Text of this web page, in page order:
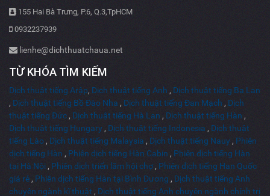
155 Hai Bà Trưng, P.6, Q.3,TpHCM
0932237939
lienhe@dichthuatchaua.net
TỪ KHÓA TÌM KIẾM
Dịch thuật tiếng Arập, Dịch thuật tiếng Anh , Dịch thuật tiếng Ba Lan
, Dịch thuật tiếng Bồ Đào Nha , Dịch thuật tiếng Đan Mạch , Dịch
thuật tiếng Đức , Dịch thuật tiếng Hà Lan , Dịch thuật tiếng Hàn ,
Dịch thuật tiếng Hungary , Dịch thuật tiếng Indonesia , Dịch thuật
tiếng Lào , Dịch thuật tiếng Malaysia , Dịch thuật tiếng Nauy , Phiên
dịch tiếng Hàn , Phiên dịch tiếng Hàn Cabin , Phiên dịch tiếng Hàn
tại Hà Nội , Phiên dịch triển lãm hội chợ , Phiên dịch tiếng Han Quốc
giá rẻ , Phiên dịch tiếng Hàn tại Bình Dương , Dịch thuật tiếng Anh
chuyên ngành kĩ thuật , Dịch thuật tiếng Anh chuyên ngành chính trị